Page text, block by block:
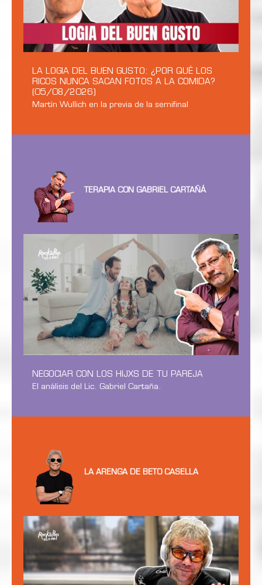
LA LOGIA DEL BUEN GUSTO: ¿POR QUÉ LOS
RICOS NUNCA SACAN FOTOS A LA COMIDA?
(05/08/2026)
Martín Wullich en la previa de la semifinal
TERAPIA CON GABRIEL CARTAÑÁ
NEGOCIAR CON LOS HIJXS DE TU PAREJA
El análisis del Lic. Gabriel Cartaña.
LA ARENGA DE BETO CASELLA